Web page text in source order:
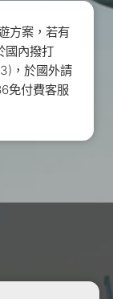
方案，若有
國內撥打
，於國外請
免付費客服